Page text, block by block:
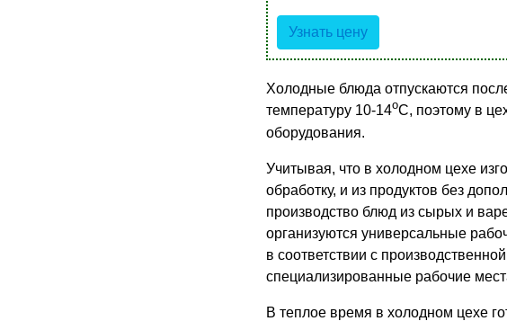
Узнать цену
Холодные блюда отпускаются
температуру 10-14оС, поэтому в
оборудования.
Учитывая, что в холодном цехе
обработку, и из продуктов без
производство блюд из сырых и
организуются универсальные
в соответствии с
специализированные рабочие
В теплое время в холодном цехе